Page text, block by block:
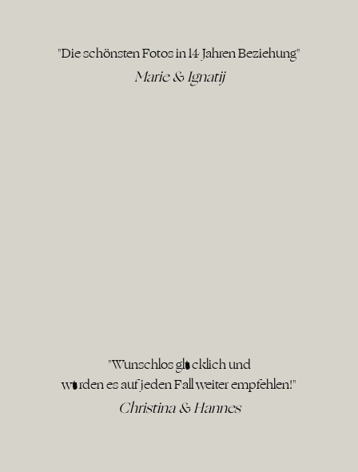
"Die schönsten Fotos in 14 Jahren Beziehung"
Marie & Ignatij
"Wunschlos glücklich und
würden es auf jeden Fall weiter empfehlen!"
Christina & Hannes